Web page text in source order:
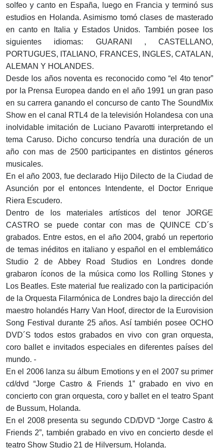
solfeo y canto en España, luego en Francia y terminó sus
estudios en Holanda. Asimismo tomó clases de masterado
en canto en Italia y Estados Unidos. También posee los
siguientes idiomas: GUARANI , CASTELLANO,
PORTUGUES, ITALIANO, FRANCES, INGLES, CATALAN,
ALEMAN Y HOLANDES.
Desde los años noventa es reconocido como “el 4to tenor”
por la Prensa Europea dando en el año 1991 un gran paso
en su carrera ganando el concurso de canto The SoundMix
Show en el canal RTL4 de la televisión Holandesa con una
inolvidable imitación de Luciano Pavarotti interpretando el
tema Caruso. Dicho concurso tendría una duración de un
año con mas de 2500 participantes en distintos géneros
musicales.
En el año 2003, fue declarado Hijo Dilecto de la Ciudad de
Asunción por el entonces Intendente, el Doctor Enrique
Riera Escudero.
Dentro de los materiales artísticos del tenor JORGE
CASTRO se puede contar con mas de QUINCE CD´s
grabados. Entre estos, en el año 2004, grabó un repertorio
de temas inéditos en italiano y español en el emblemático
Studio 2 de Abbey Road Studios en Londres donde
grabaron íconos de la música como los Rolling Stones y
Los Beatles. Este material fue realizado con la participación
de la Orquesta Filarmónica de Londres bajo la dirección del
maestro holandés Harry Van Hoof, director de la Eurovision
Song Festival durante 25 años. Así también posee OCHO
DVD´S todos estos grabados en vivo con gran orquesta,
coro ballet e invitados especiales en diferentes países del
mundo. -
En el 2006 lanza su álbum Emotions y en el 2007 su primer
cd/dvd “Jorge Castro & Friends 1” grabado en vivo en
concierto con gran orquesta, coro y ballet en el teatro Spant
de Bussum, Holanda.
En el 2008 presenta su segundo CD/DVD “Jorge Castro &
Friends 2”, también grabado en vivo en concierto desde el
teatro Show Studio 21 de Hilversum, Holanda.